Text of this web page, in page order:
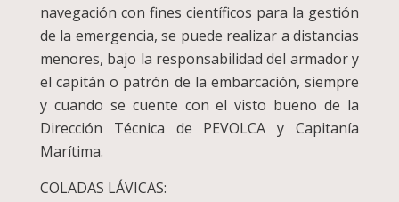
navegación con fines científicos para la gestión
de la emergencia, se puede realizar a distancias
menores, bajo la responsabilidad del armador y
el capitán o patrón de la embarcación, siempre
y cuando se cuente con el visto bueno de la
Dirección Técnica de PEVOLCA y Capitanía
Marítima.
COLADAS LÁVICAS: